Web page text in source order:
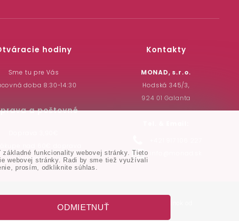
hodiny
Sme tu pre Vás
doba 8:30-14:30
a poštovné
zdarma
Kontakty
MONAD, s.r.o.
Hodská 345/3,
924 01 Galanta
funkcionality webovej stránky. Tieto
webovej stránky. Radi by sme tiež využívali
prosím, odkliknite súhlas.
ODMIETNUŤ